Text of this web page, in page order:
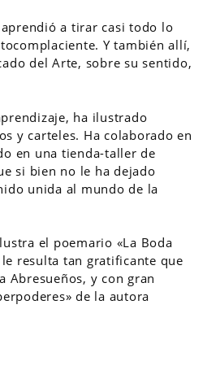
a tirar casi todo lo
Y también allí,
del Arte, sobre su sentido,
ha ilustrado
y carteles. Ha colaborado en
en una tienda-taller de
si bien no le ha dejado
unida al mundo de la
el poemario «La Boda
le resulta tan gratificante que
Abresueños, y con gran
de la autora